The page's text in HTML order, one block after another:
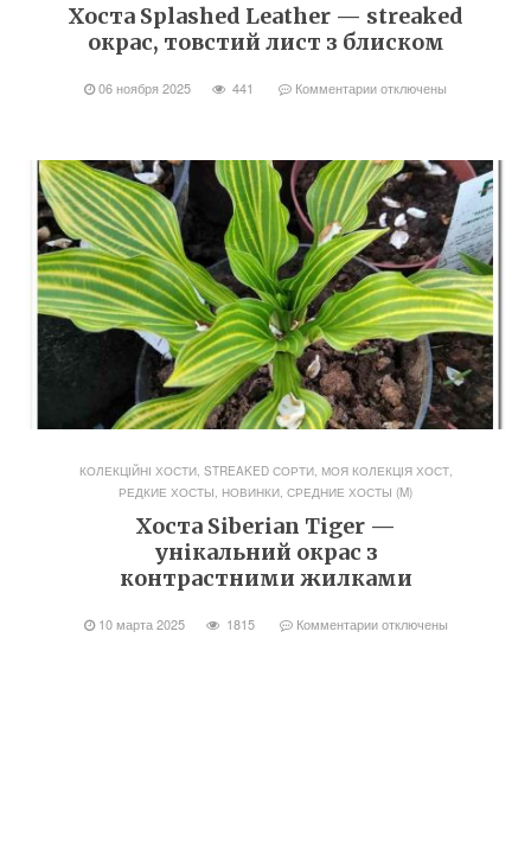
Хоста Splashed Leather — streaked
окрас, товстий лист з блиском
06 ноября 2025 441 Комментарииотключены
КОЛЕКЦІЙНІ ХОСТИ, STREAKED СОРТИ, МОЯ КОЛЕКЦІЯ ХОСТ,
РЕДКИЕ ХОСТЫ, НОВИНКИ, СРЕДНИЕ ХОСТЫ (M)
Хоста Siberian Tiger —
унікальний окрас з
контрастними жилками
10 марта 2025 1815 Комментарииотключены